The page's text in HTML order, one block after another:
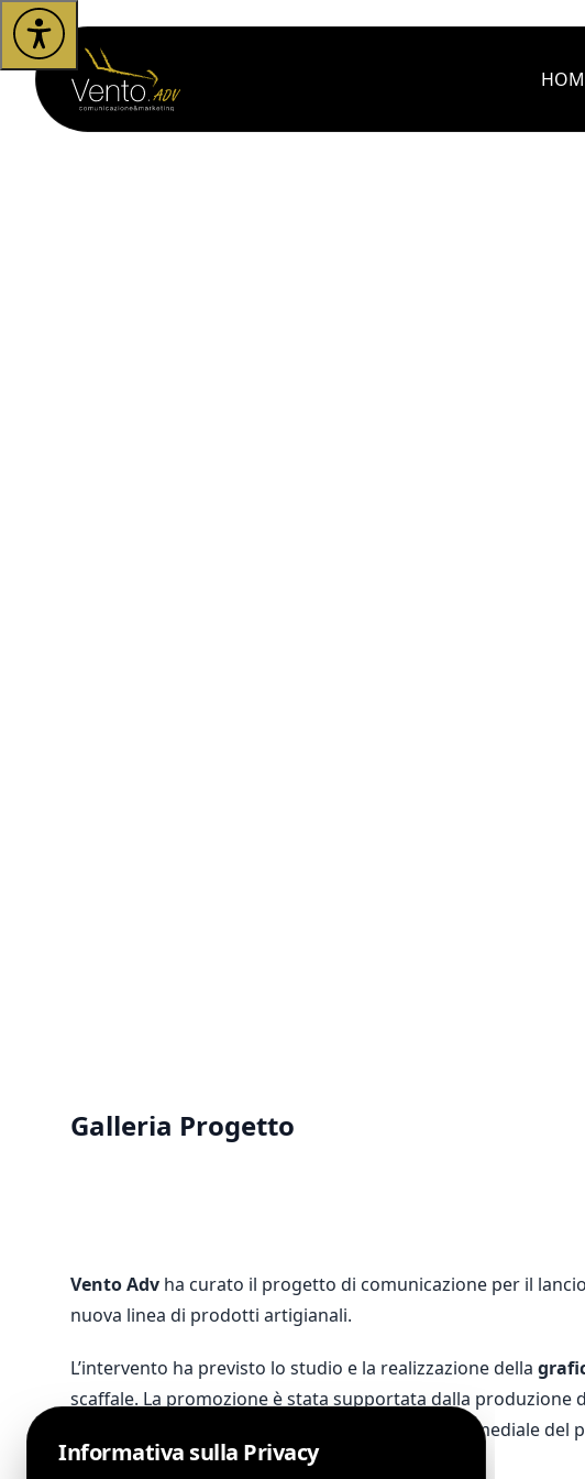
Galleria Progetto
VentoAdv ha curato il progetto di comunicazione per il
nuova linea di prodotti artigianali.
L’intervento ha previsto lo studio e la realizzazione della
scaffale. La promozione è stata supportata dalla produzione
scatti e riprese hanno delineato il racconto multimediale del